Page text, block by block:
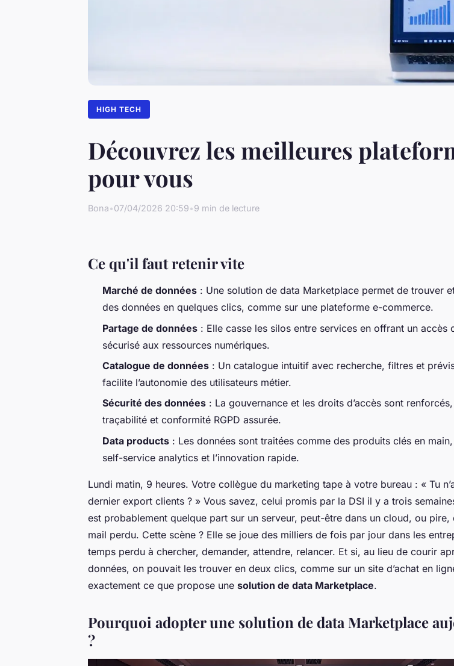
HIGH TECH
Découvrez les meilleures
pour vous
Bona•07/04/2026 20:59•9 min de lecture
Ce qu'il faut retenir vite
Marché de données : Une solution de data Marketplace permet de trouver
des données en quelques clics, comme sur une plateforme e-commerce.
Partage de données : Elle casse les silos entre services en offrant un accès
sécurisé aux ressources numériques.
Catalogue de données : Un catalogue intuitif avec recherche, filtres et
facilite l’autonomie des utilisateurs métier.
Sécurité des données : La gouvernance et les droits d’accès sont
traçabilité et conformité RGPD assurée.
Data products : Les données sont traitées comme des produits clés en
self-service analytics et l’innovation rapide.
Lundi matin, 9 heures. Votre collègue du marketing tape à votre bureau : « Tu
dernier export clients ? » Vous savez, celui promis par la DSI il y a trois
est probablement quelque part sur un serveur, peut-être dans un cloud, ou pire,
mail perdu. Cette scène ? Elle se joue des milliers de fois par jour dans les
temps perdu à chercher, demander, attendre, relancer. Et si, au lieu de courir
données, on pouvait les trouver en deux clics, comme sur un site d’achat en
exactement ce que propose une solution de data Marketplace.
Pourquoi adopter une solution de data Marketplace
?